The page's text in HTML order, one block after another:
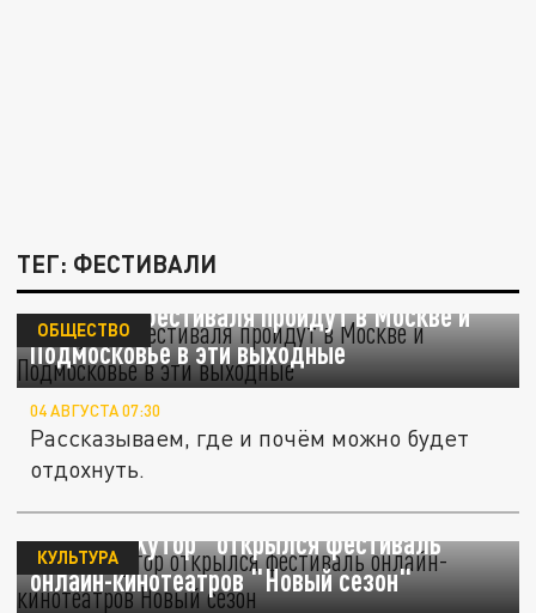
ТЕГ: ФЕСТИВАЛИ
Сразу три фестиваля пройдут в Москве и
Подмосковье в эти выходные
ОБЩЕСТВО
04 АВГУСТА 07:30
Рассказываем, где и почём можно будет
отдохнуть.
На "Роза Хутор" открылся фестиваль
онлайн-кинотеатров "Новый сезон"
КУЛЬТУРА